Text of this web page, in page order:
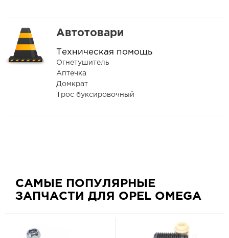
Автотовари
Техническая помощь
Огнетушитель
Аптечка
Домкрат
Трос буксировочный
САМЫЕ ПОПУЛЯРНЫЕ
ЗАПЧАСТИ ДЛЯ OPEL OMEGA